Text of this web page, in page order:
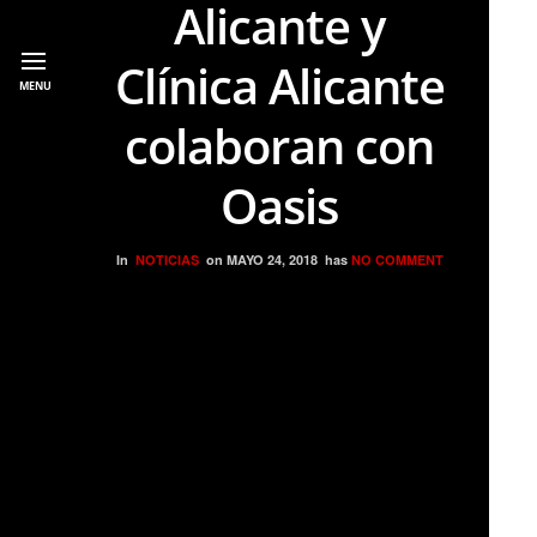
MENU
Alicante y
Clínica Alicante
colaboran con
Oasis
In NOTICIASon MAYO 24, 2018has NO COMMENT